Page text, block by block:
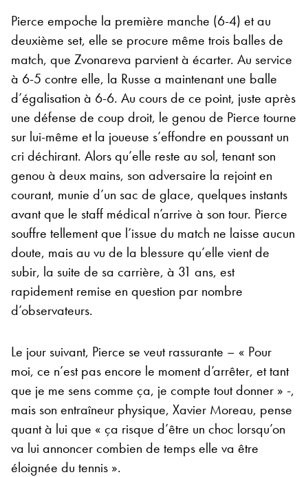
Pierce empoche la première manche (6-4) et au
deuxième set, elle se procure même trois balles de
match, que Zvonareva parvient à écarter. Au service
à 6-5 contre elle, la Russe a maintenant une balle
d’égalisation à 6-6. Au cours de ce point, juste après
une défense de coup droit, le genou de Pierce tourne
sur lui-même et la joueuse s’effondre en poussant un
cri déchirant. Alors qu’elle reste au sol, tenant son
genou à deux mains, son adversaire la rejoint en
courant, munie d’un sac de glace, quelques instants
avant que le staff médical n’arrive à son tour. Pierce
souffre tellement que l’issue du match ne laisse aucun
doute, mais au vu de la blessure qu’elle vient de
subir, la suite de sa carrière, à 31 ans, est
rapidement remise en question par nombre
d’observateurs.
Le jour suivant, Pierce se veut rassurante – « Pour
moi, ce n’est pas encore le moment d’arrêter, et tant
que je me sens comme ça, je compte tout donner » -,
mais son entraîneur physique, Xavier Moreau, pense
quant à lui que « ça risque d’être un choc lorsqu’on
va lui annoncer combien de temps elle va être
éloignée du tennis ».